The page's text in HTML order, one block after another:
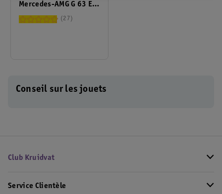
Mercedes-AMG G 63 Et
Mercedes-AMG SL 63
27
Conseil sur les jouets
Club Kruidvat
Service Clientèle